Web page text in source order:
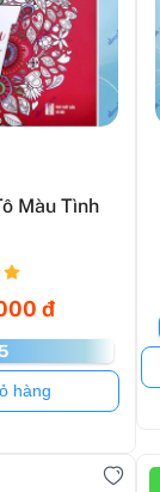
Màu Tình
đ
hàng